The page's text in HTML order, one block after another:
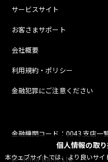
個人情報の取
本ウェブサイトでは、より良いサ
サービスサイト
お客さまサポート
会社概要
利用規約・ポリシー
金融犯罪にご注意ください
金融機関コード：0043 支店一
@ Minna Bank, Ltd.